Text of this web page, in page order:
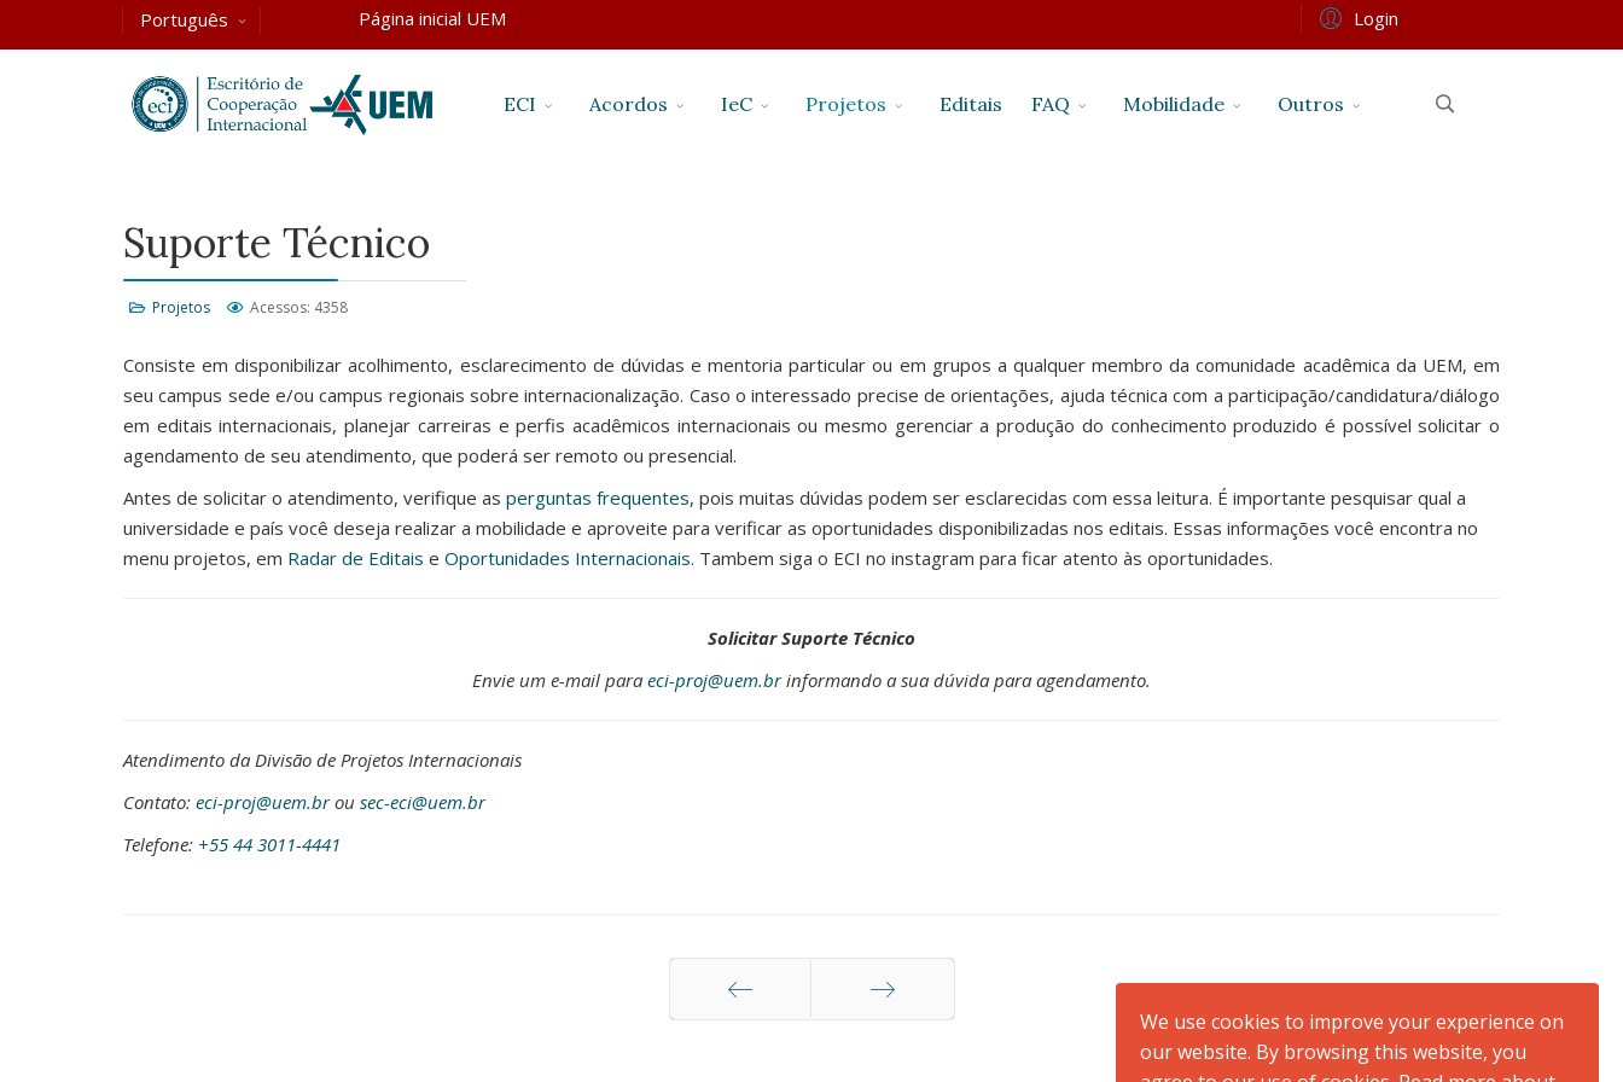
Português Página inicial UEM Login
ECI Acordos IeC Projetos Editais FAQ Mobilidade Outros
Suporte Técnico
Projetos Acessos: 4358
Consiste em disponibilizar acolhimento, esclarecimento de dúvidas e mentoria particular ou em grupos a qualquer membro da comunidade acadêmica da UEM, em
seu campus sede e/ou campus regionais sobre internacionalização. Caso o interessado precise de orientações, ajuda técnica com a participação/candidatura/diálogo
em editais internacionais, planejar carreiras e perfis acadêmicos internacionais ou mesmo gerenciar a produção do conhecimento produzido é possível solicitar o
agendamento de seu atendimento, que poderá ser remoto ou presencial.
Antes de solicitar o atendimento, verifique as perguntas frequentes, pois muitas dúvidas podem ser esclarecidas com essa leitura. É importante pesquisar qual a
universidade e país você deseja realizar a mobilidade e aproveite para verificar as oportunidades disponibilizadas nos editais. Essas informações você encontra no
menu projetos, em Radar de Editais e Oportunidades Internacionais. Tambem siga o ECI no instagram para ficar atento às oportunidades.
Solicitar Suporte Técnico
Envie um e-mail para eci-proj@uem.brinformando a sua dúvida para agendamento.
Atendimento da Divisão de Projetos Internacionais
Contato: eci-proj@uem.br ou sec-eci@uem.br
Telefone: +55 44 3011-4441
We use cookies to improve your experience on
our website. By browsing this website, you